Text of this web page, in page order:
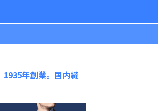
1935年創業。国内縫